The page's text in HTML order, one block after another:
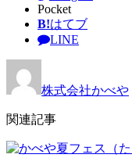
Pocket
B!はてブ
LINE
株式会社かべや
関連記事